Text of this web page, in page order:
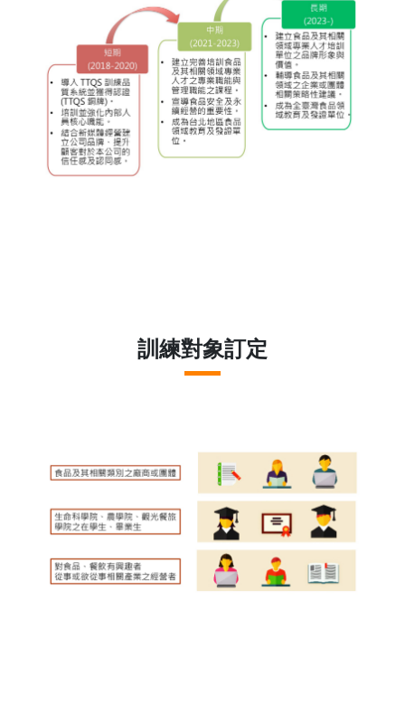
訓練對象訂定